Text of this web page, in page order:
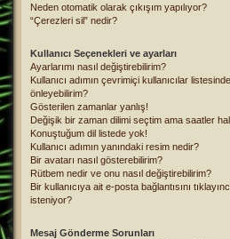
Neden otomatik olarak çıkışım yapılıyor?
“Çerezleri sil” nedir?
Kullanıcı Seçenekleri ve ayarları
Ayarlarımı nasıl değiştirebilirim?
Kullanıcı adımın çevrimiçi kullanıcılar
önleyebilirim?
Gösterilen zamanlar yanlış!
Değişik bir zaman dilimi seçtim ama saatler
Konuştuğum dil listede yok!
Kullanıcı adımın yanındaki resim nedir?
Bir avatarı nasıl gösterebilirim?
Rütbem nedir ve onu nasıl değiştirebilirim?
Bir kullanıcıya ait e-posta bağlantısını
isteniyor?
Mesaj Gönderme Sorunları